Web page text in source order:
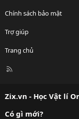
Chính sách bảo mật
Trợ giúp
Trang chủ
R
Zix.vn - Học Vật lí
Có gì mới?